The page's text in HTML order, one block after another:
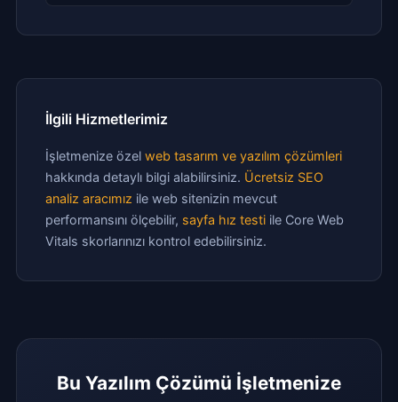
İlgili Hizmetlerimiz
İşletmenize özel web tasarım ve yazılım çözümleri
hakkında detaylı bilgi alabilirsiniz. Ücretsiz SEO
analiz aracımız ile web sitenizin mevcut
performansını ölçebilir, sayfa hız testi ile Core Web
Vitals skorlarınızı kontrol edebilirsiniz.
Bu Yazılım Çözümü İşletmenize